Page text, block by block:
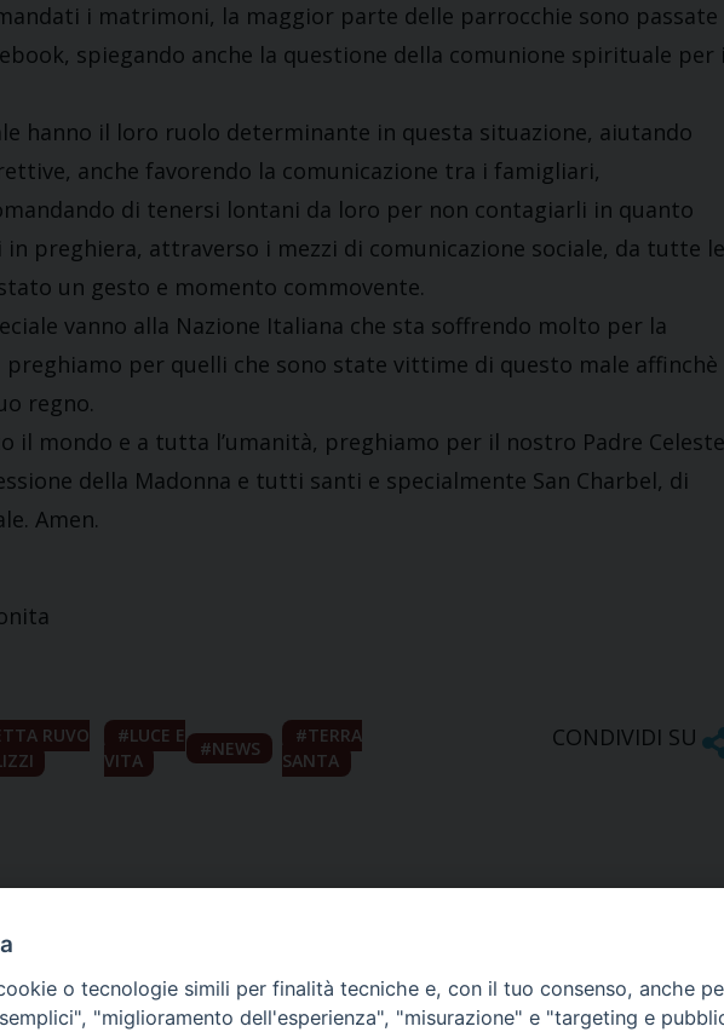
i matrimoni, la maggior parte delle parrocchie sono passate
spiegando anche la questione della comunione spirituale per i
hanno il loro ruolo determinante in questa situazione, aiutando
anche favorendo la comunicazione tra i famigliari,
di tenersi lontani da loro per non contagiarli in quanto
in preghiera, attraverso i mezzi di comunicazione sociale, da tutte le
un gesto e momento commovente.
vanno alla Nazione Italiana che sta soffrendo molto per la
per quelli che sono state vittime di questo male affinchè
regno.
il mondo e a tutta l’umanità, preghiamo per il nostro Padre Celeste
della Madonna e tutti santi e specialmente San Charbel, di
Amen.
RUVO
LUCE E
VITA
NEWS
TERRA
SANTA
CONDIVIDI SU
o tecnologie simili per finalità tecniche e, con il tuo consenso, anche
"miglioramento dell'esperienza", "misurazione" e "targeting e